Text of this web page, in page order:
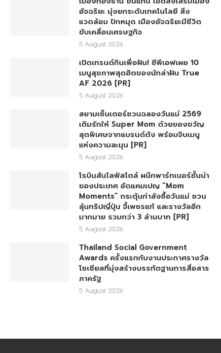
อัจฉริยะ มุ่งยกระดับเทคโนโลยี สิ่ง
แวดล้อม ปักหมุด เมืองอัจฉริยะมีชีวิต
ขับเคลื่อนเศรษฐกิจ
5 August 2026
เปิดเทรนด์กินเพื่อฝัน! ซีพีเอฟเผย 10
เมนูสุขภาพสุดฮิตของนักล่าฝัน True
AF 2026 [PR]
5 August 2026
สยามเซ็นเตอร์ชวนฉลองวันแม่ 2569
เติมรักให้ Super Mom ด้วยของขวัญ
สุดพิเศษจากแบรนด์ดัง พร้อมจิบเมนู
แห่งความละมุน [PR]
5 August 2026
โรบินสันไลฟ์สไตล์ ผนึกพาร์ทเนอร์ชั้นนำ
ของประเทศ อัดแคมเปญ “Mom
Moments” กระตุ้นกำลังซื้อวันแม่ ชวน
ลุ้นทริปญี่ปุ่น จี้เพชรแท้ และรางวัลอีก
มากมาย รวมกว่า 3 ล้านบาท [PR]
5 August 2026
Thailand Social Government
Awards ครั้งแรกกับงานประกาศรางวัล
โซเชียลที่มุ่งสร้างบรรทัดฐานการสื่อสาร
ภาครัฐ
5 August 2026